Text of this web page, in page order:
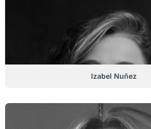
Izabel Nuñez